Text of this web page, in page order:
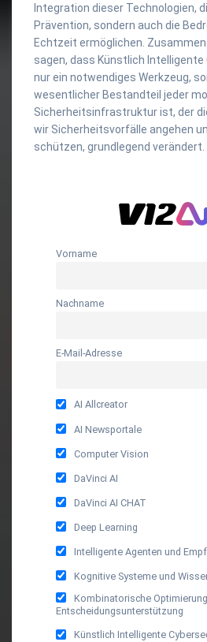
Integration dieser Technologien,
Prävention, sondern auch die
Echtzeit ermöglichen.
sagen, dass Künstlich
nur ein notwendiges Werkzeug,
wesentlicher Bestandteil jeder
Sicherheitsinfrastruktur ist, der
wir Sicherheitsvorfälle angehen
schützen, grundlegend verändert.
Vorname
Nachname
E-Mail-Adresse
AI Allcreator
AI Newsportale
Computer Vision
DaVinci AI
DaVinci AI CHAT
Deep Learning
Intelligente Agenten und
Kognitive Systeme und
Kombinatorische
Entscheidungsunterstützung
Künstlich Intelligente